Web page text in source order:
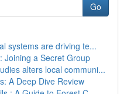
Go
systems are driving te...
Joining a Secret Group
alters local communi...
A Deep Dive Review